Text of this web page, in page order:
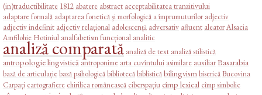
(in)traductibilitate 1812 abatere abstract acceptabilitatea tranzitivului
adaptare formală adaptarea fonetică și morfologică a împrumuturilor adjectiv
adjectiv indefinit adjectiv relațional adolescență adversativ afluent aleatorAlsacia
Amfilohie Hotiniul analfabetism funcțional analitic
analiză comparată analiză de text analiză stilistică
antropologie lingvistică antroponime arta cuvîntului asimilare auxiliarBasarabia
bază de articulațiebază psihologicăbibliotecăbiblisticăbilingvismbisericăBucovina
Carpați cartografiere chirilica românească ciberspațiu cîmp lexical cîmp simbolic